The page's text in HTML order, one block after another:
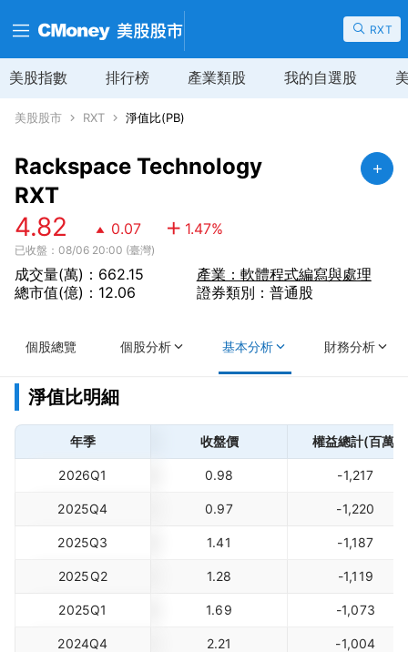
RXT
美股指數 排行榜 產業類股 我的自選股
美股股市 RXT 淨值比(PB)
Rackspace Technology
RXT
4.82 0.07 1.47%
已收盤：08/06 20:00 (臺灣)
成交量(萬)：662.15
總市值(億)：12.06
產業：軟體程式編寫與處理
證券類別：普通股
個股總覽 個股分析 基本分析 財務分析
淨值比明細
年季 收盤價 權益總計(百萬)
2026Q1 0.98 -1,217
2025Q4 0.97 -1,220
2025Q3 1.41 -1,187
2025Q2 1.28 -1,119
2025Q1 1.69 -1,073
2024Q4 2.21 -1,004